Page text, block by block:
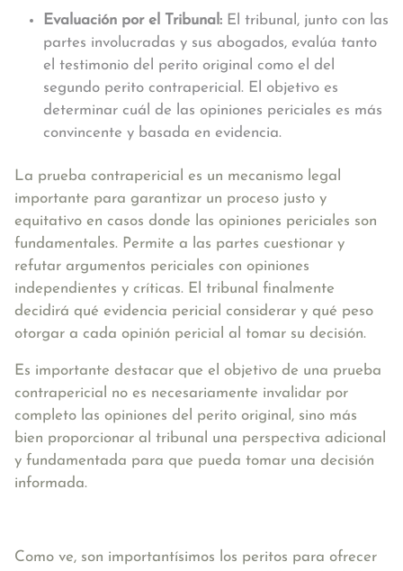
Evaluación por el Tribunal: El tribunal, junto con las
partes involucradas y sus abogados, evalúa tanto
el testimonio del perito original como el del
segundo perito contrapericial. El objetivo es
determinar cuál de las opiniones periciales es más
convincente y basada en evidencia.
La prueba contrapericial es un mecanismo legal
importante para garantizar un proceso justo y
equitativo en casos donde las opiniones periciales son
fundamentales. Permite a las partes cuestionar y
refutar argumentos periciales con opiniones
independientes y críticas. El tribunal finalmente
decidirá qué evidencia pericial considerar y qué peso
otorgar a cada opinión pericial al tomar su decisión.
Es importante destacar que el objetivo de una prueba
contrapericial no es necesariamente invalidar por
completo las opiniones del perito original, sino más
bien proporcionar al tribunal una perspectiva adicional
y fundamentada para que pueda tomar una decisión
informada.
Como ve, son importantísimos los peritos para ofrecer